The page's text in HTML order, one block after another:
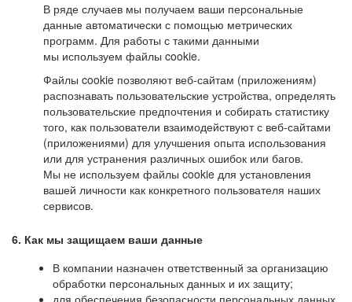
В ряде случаев мы получаем ваши персональные
данные автоматически с помощью метрических
программ. Для работы с такими данными
мы используем файлы cookie.
Файлы cookie позволяют веб-сайтам (приложениям)
распознавать пользовательские устройства, определять
пользовательские предпочтения и собирать статистику
того, как пользователи взаимодействуют с веб-сайтами
(приложениями) для улучшения опыта использования
или для устранения различных ошибок или багов.
Мы не используем файлы cookie для установления
вашей личности как конкретного пользователя наших
сервисов.
6. Как мы защищаем ваши данные
В компании назначен ответственный за организацию
обработки персональных данных и их защиту;
для обеспечения безопасности персональных данных